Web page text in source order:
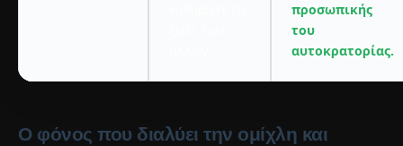
προσωπικής
του
αυτοκρατορίας.
Ο φόνος που διαλύει την ομίχλη και